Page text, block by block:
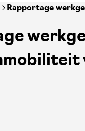
hoofdmenu
Rapportage